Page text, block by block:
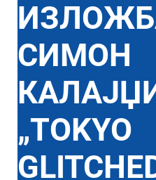
СИМОН
„ТOKYO